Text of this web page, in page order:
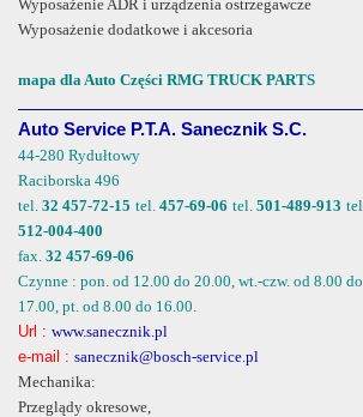
Wyposażenie ADR i urządzenia ostrzegawcze
Wyposażenie dodatkowe i akcesoria
mapa dla Auto Części RMG TRUCK PARTS
Auto Service P.T.A. Sanecznik S.C.
44-280 Rydułtowy
Raciborska 496
tel. 32 457-72-15 tel. 457-69-06 tel. 501-489-913 tel.
512-004-400
fax. 32 457-69-06
Czynne : pon. od 12.00 do 20.00, wt.-czw. od 8.00 do
17.00, pt. od 8.00 do 16.00.
Url : www.sanecznik.pl
e-mail : sanecznik@bosch-service.pl
Mechanika:
Przeglądy okresowe,